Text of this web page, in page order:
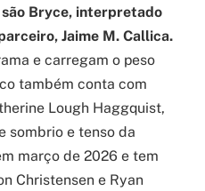
Bryce, interpretado
Jaime M. Callica.
e carregam o peso
também conta com
Lough Haggquist,
sombrio e tenso da
março de 2026 e tem
Christensen e Ryan